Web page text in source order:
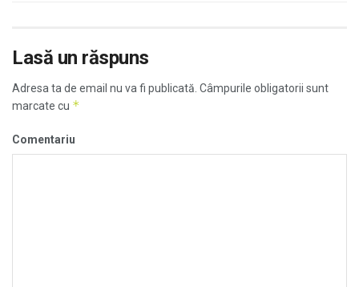
Lasă un răspuns
Adresa ta de email nu va fi publicată. Câmpurile obligatorii sunt
marcate cu *
Comentariu